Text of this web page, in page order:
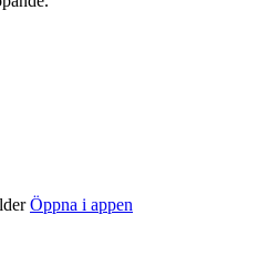
Öppna i appen